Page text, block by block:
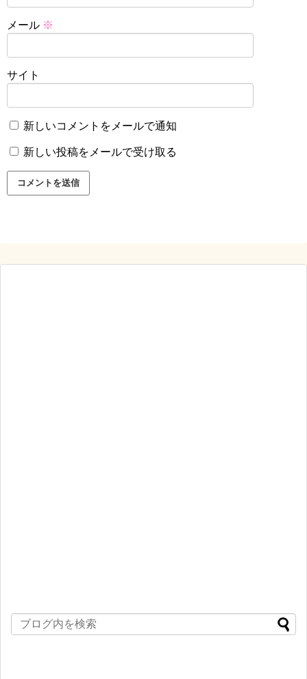
メール ※
サイト
新しいコメントをメールで通知
新しい投稿をメールで受け取る